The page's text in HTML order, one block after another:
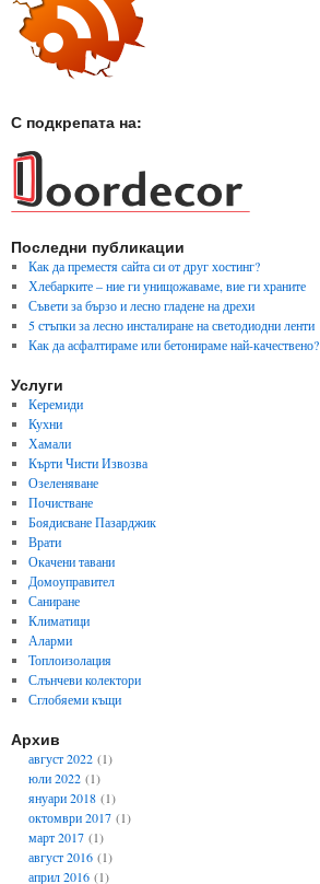
С подкрепата на:
Последни публикации
Как да преместя сайта си от друг хостинг?
Хлебарките – ние ги унищожаваме, вие ги храните
Съвети за бързо и лесно гладене на дрехи
5 стъпки за лесно инсталиране на светодиодни ленти
Как да асфалтираме или бетонираме най-качествено?
Услуги
Керемиди
Кухни
Хамали
Кърти Чисти Извозва
Озеленяване
Почистване
Боядисване Пазарджик
Врати
Окачени тавани
Домоуправител
Саниране
Климатици
Аларми
Топлоизолация
Слънчеви колектори
Сглобяеми къщи
Архив
август 2022(1)
юли 2022(1)
януари 2018(1)
октомври 2017(1)
март 2017(1)
август 2016(1)
април 2016(1)